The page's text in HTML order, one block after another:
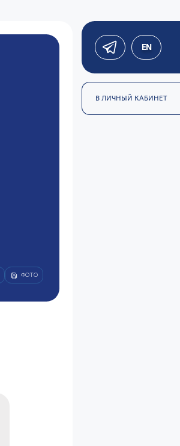
EN
В ЛИЧНЫЙ КАБИНЕТ
ФОТО